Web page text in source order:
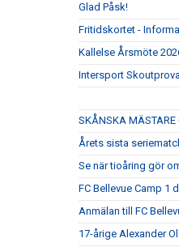
Glad Påsk!
Fritidskortet -
Kallelse Årsmöte
Intersport
SKÅNSKA
Årets sista
Se när tioåring gör
FC Bellevue Camp 1
Anmälan till FC
17-årige Alexander